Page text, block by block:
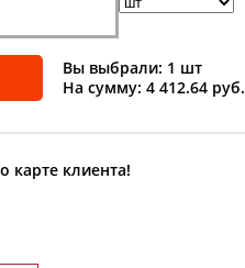
Вы выбрали: 1 шт
На сумму: 4 412.64 руб.
карте клиента!